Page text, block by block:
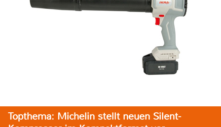
Topthema: Michelin stellt neuen Silent-